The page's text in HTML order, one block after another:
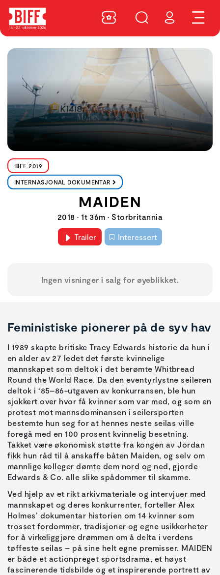
BIFF 2019
INTERNASJONAL DOKUMENTAR
MAIDEN
2018 • 1t 36m • Storbritannia
Trailer Interessert
Ingen visninger i salg for øyeblikket.
Feministiske pionerer på de syv hav
I 1989 skapte britiske Tracy Edwards historie da hun i
en alder av 27 ledet det første kvinnelige
mannskapet som deltok i det berømte Whitbread
Round the World Race. Da den eventyrlystne seileren
deltok i ‘85–86-utgaven av konkurransen, ble hun
sjokkert over hvor få kvinner som var med, og som en
protest mot mannsdominansen i seilersporten
bestemte hun seg for at hennes neste seilas ville
foregå med en 100 prosent kvinnelig besetning.
Takket være økonomisk støtte fra kongen av Jordan
fikk hun råd til å anskaffe båten Maiden, og selv om
mannlige kolleger dømte dem nord og ned, gjorde
Edwards & Co. alle slike spådommer til skamme.
Ved hjelp av et rikt arkivmateriale og intervjuer med
mannskapet og deres konkurrenter, forteller Alex
Holmes’ dokumentar historien om 14 kvinner som
trosset fordommer, tradisjoner og egne usikkerheter
for å virkeliggjøre drømmen om å delta i verdens
tøffeste seilas – på sine helt egne premisser. MAIDEN
er både et actionpreget sportsdrama, et høyst
fascinerende tidsbilde og et inspirerende portrett av